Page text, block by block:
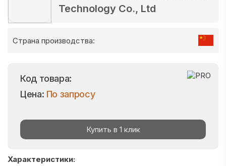
Technology Co., Ltd
Страна производства:
Код товара:
Цена: По запросу
Купить в 1 клик
Характеристики: